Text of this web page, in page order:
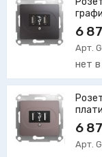
6
Арт.
нет
6
Арт.